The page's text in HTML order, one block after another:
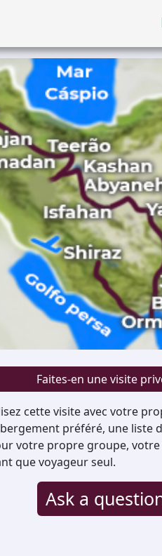
Faites-en une visite
cette visite avec votre
préféré, une liste
votre propre groupe,
que voyageur seul.
Ask a